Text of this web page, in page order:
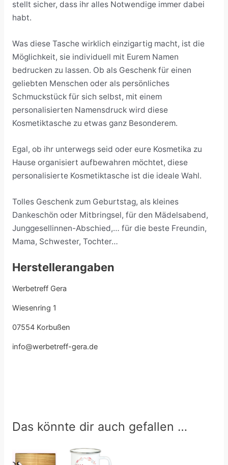
stellt sicher, dass ihr alles Notwendige immer dabei
habt.
Was diese Tasche wirklich einzigartig macht, ist die
Möglichkeit, sie individuell mit Eurem Namen
bedrucken zu lassen. Ob als Geschenk für einen
geliebten Menschen oder als persönliches
Schmuckstück für sich selbst, mit einem
personalisierten Namensdruck wird diese
Kosmetiktasche zu etwas ganz Besonderem.
Egal, ob ihr unterwegs seid oder eure Kosmetika zu
Hause organisiert aufbewahren möchtet, diese
personalisierte Kosmetiktasche ist die ideale Wahl.
Tolles Geschenk zum Geburtstag, als kleines
Dankeschön oder Mitbringsel, für den Mädelsabend,
Junggesellinnen-Abschied,… für die beste Freundin,
Mama, Schwester, Tochter…
Herstellerangaben
Werbetreff Gera
Wiesenring 1
07554 Korbußen
info@werbetreff-gera.de
Das könnte dir auch gefallen …